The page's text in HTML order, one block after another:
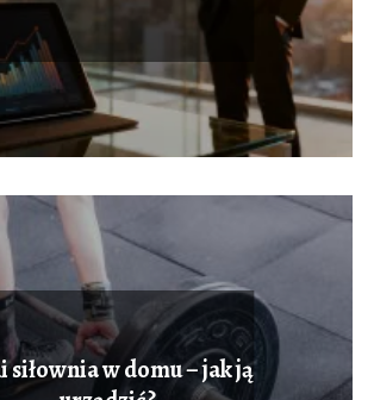
siłownia w domu – jak ją